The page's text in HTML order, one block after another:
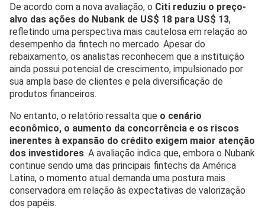
De acordo com a nova avaliação, o Citi reduziu o preço-
alvo das ações do Nubank de US$ 18 para US$ 13,
refletindo uma perspectiva mais cautelosa em relação ao
desempenho da fintech no mercado. Apesar do
rebaixamento, os analistas reconhecem que a instituição
ainda possui potencial de crescimento, impulsionado por
sua ampla base de clientes e pela diversificação de
produtos financeiros.
No entanto, o relatório ressalta que o cenário
econômico, o aumento da concorrência e os riscos
inerentes à expansão do crédito exigem maior atenção
dos investidores. A avaliação indica que, embora o Nubank
continue sendo uma das principais fintechs da América
Latina, o momento atual demanda uma postura mais
conservadora em relação às expectativas de valorização
dos papéis.